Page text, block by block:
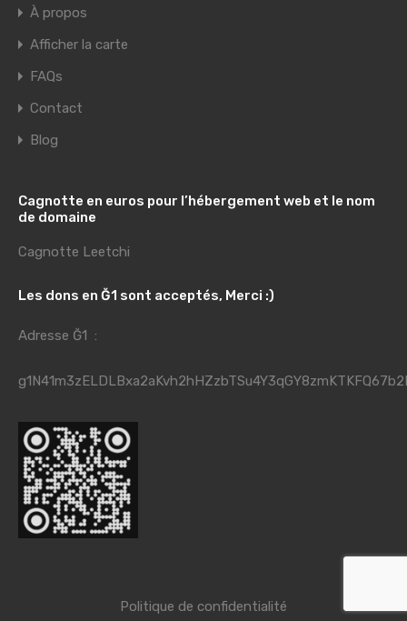
À propos
Afficher la carte
FAQs
Contact
Blog
Cagnotte en euros pour l’hébergement web et le nom
de domaine
Cagnotte Leetchi
Les dons en Ğ1 sont acceptés, Merci :)
Adresse Ğ1 :
Politique de confidentialité